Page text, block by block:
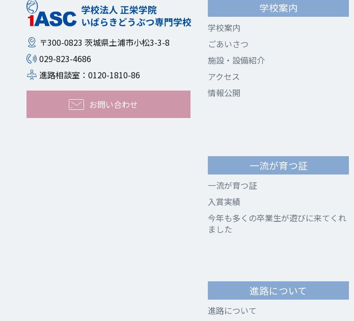
〒300-0823 茨城県土浦市小松3-3-8
029-823-4686
進路相談室：0120-1810-86
お問い合わせ
学校案内
学校案内
ごあいさつ
施設・設備紹介
アクセス
情報公開
一流が育つ証
一流が育つ証
入賞実績
今年も多くの卒業生が遊びに来てくれ
ました
進路について
進路について